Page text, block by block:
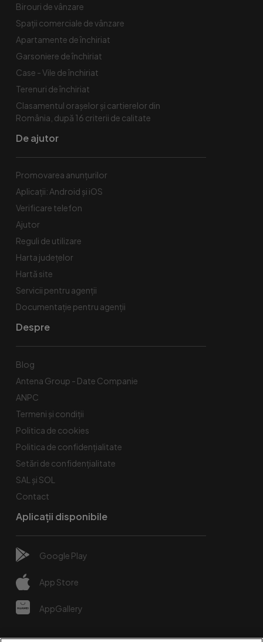
Birouri de vânzare
Spaţii comerciale de vânzare
Apartamente de închiriat
Garsoniere de închiriat
Case - Vile de închiriat
Terenuri de închiriat
Clasamentul orașelor și cartierelor din
România, după 16 criterii de calitate
De ajutor
Promovarea anunțurilor
Aplicații: Android și iOS
Verificare telefon
Ajutor
Reguli de utilizare
Harta județelor
Hartă site
Servicii pentru agenții
Documentație pentru agenții
Despre
Blog
Antena Group - Date Companie
ANPC
Termeni și condiții
Politica de cookies
Politica de confidențialitate
Setări de confidențialitate
SAL și SOL
Contact
Aplicații disponibile
Google Play
App Store
AppGallery